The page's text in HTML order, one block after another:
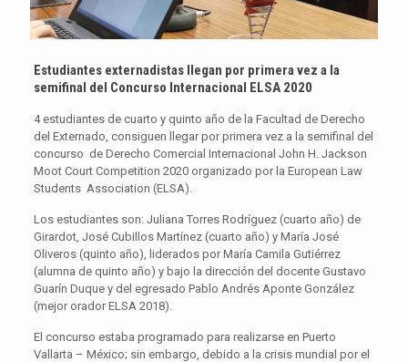
Estudiantes externadistas llegan por primera vez a la
semifinal del Concurso Internacional ELSA 2020
4 estudiantes de cuarto y quinto año de la Facultad de Derecho
del Externado, consiguen llegar por primera vez a la semifinal del
concurso de Derecho Comercial Internacional John H. Jackson
Moot Court Competition 2020 organizado por la European Law
Students Association (ELSA).
Los estudiantes son: Juliana Torres Rodríguez (cuarto año) de
Girardot, José Cubillos Martínez (cuarto año) y María José
Oliveros (quinto año), liderados por María Camila Gutiérrez
(alumna de quinto año) y bajo la dirección del docente Gustavo
Guarín Duque y del egresado Pablo Andrés Aponte González
(mejor orador ELSA 2018).
El concurso estaba programado para realizarse en Puerto
Vallarta – México; sin embargo, debido a la crisis mundial por el